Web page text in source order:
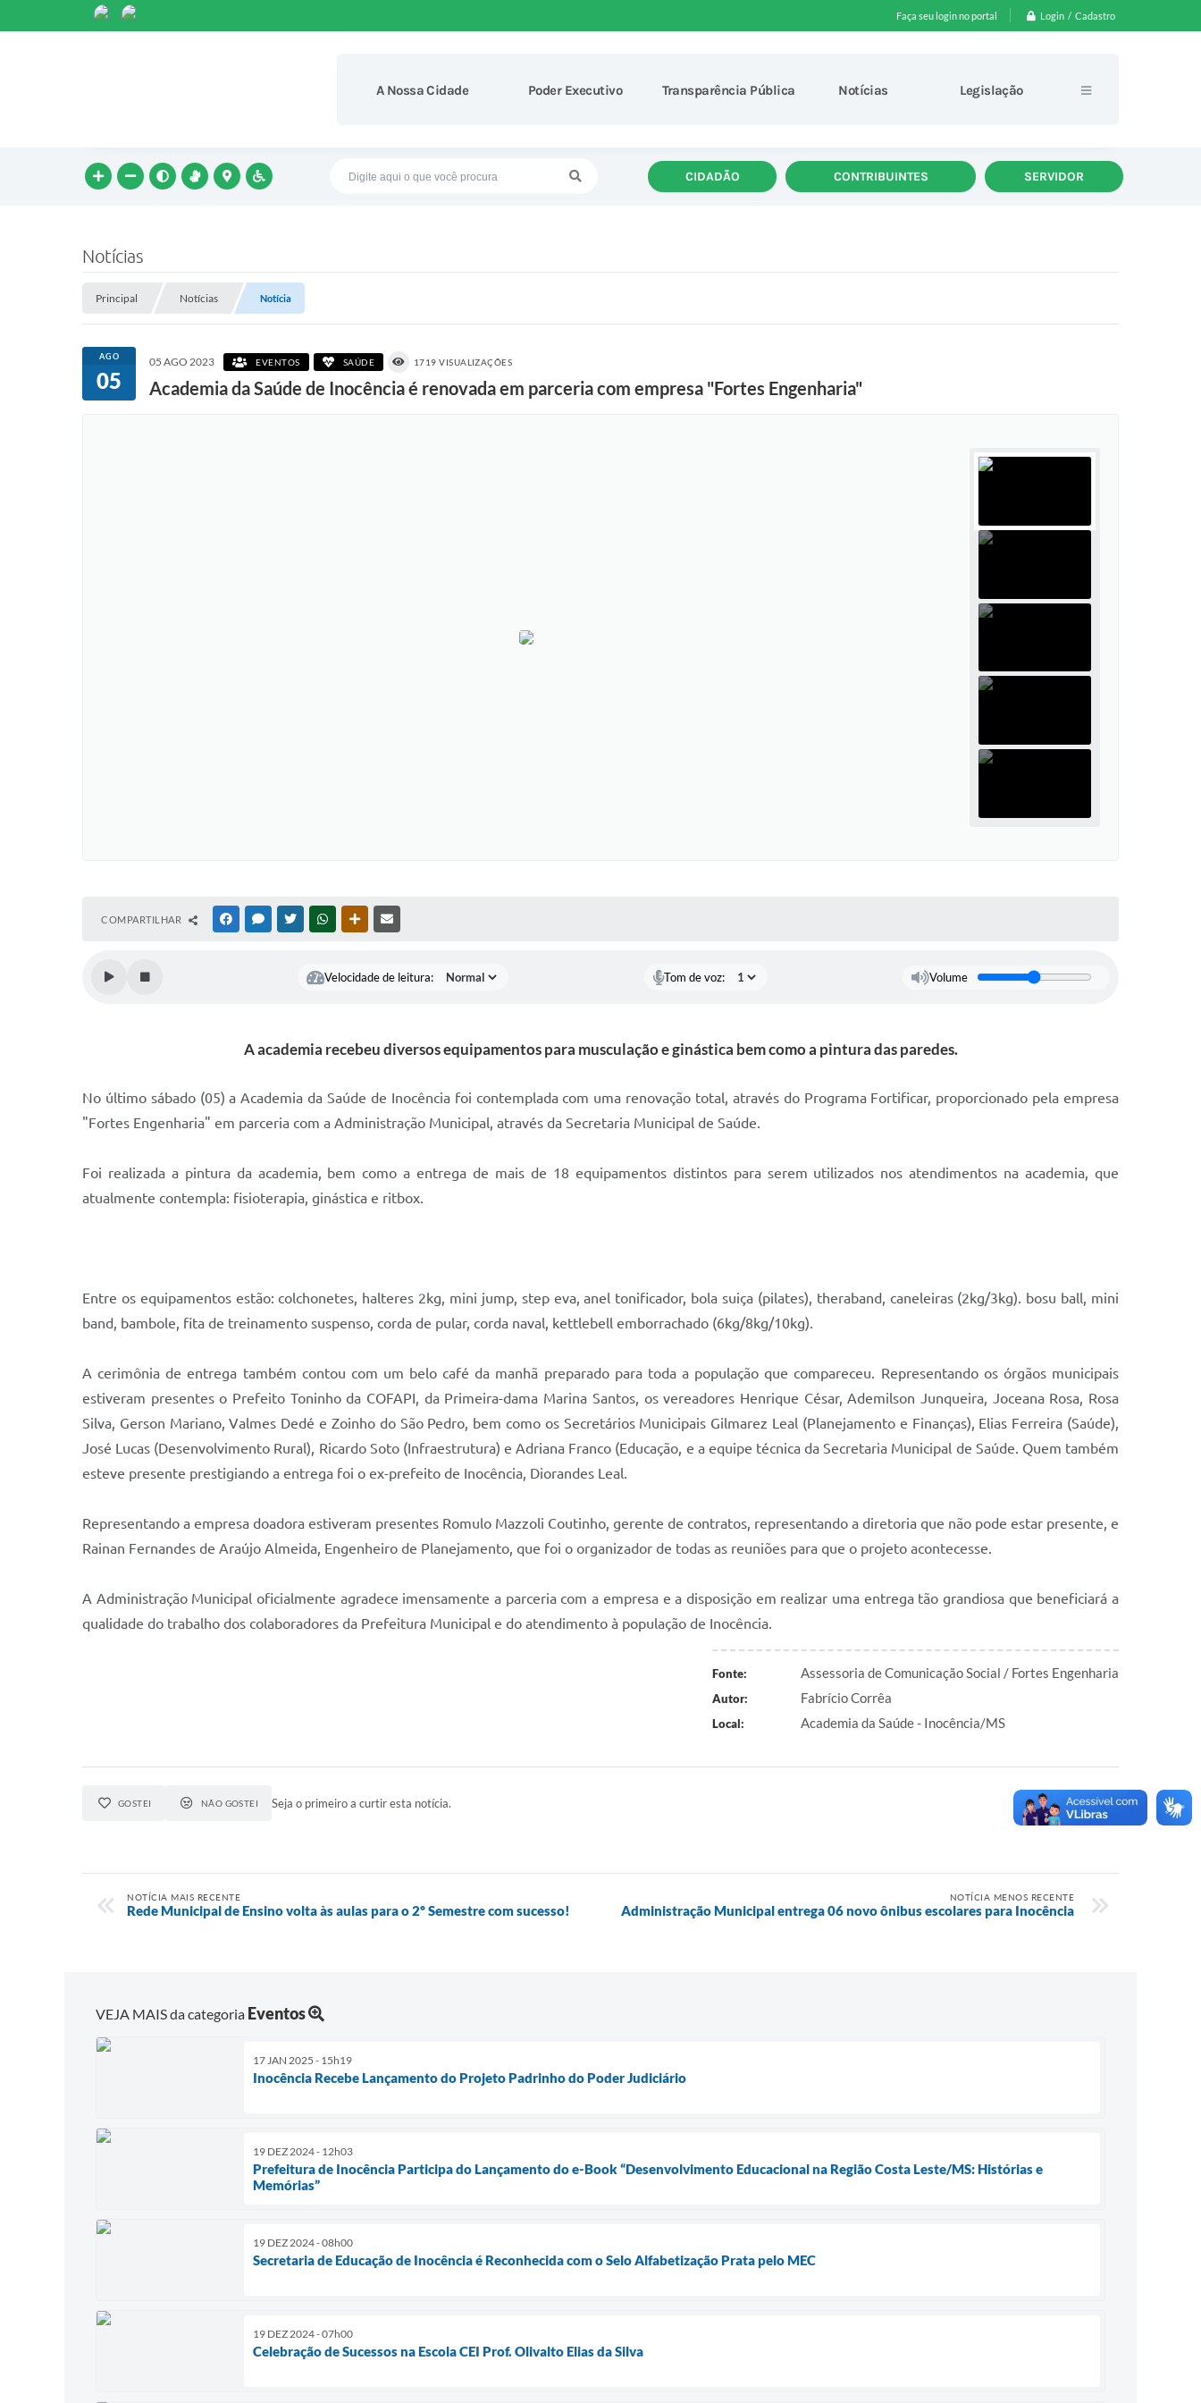
Faça seu login no portal Login / Cadastro
A Nossa Cidade Poder Executivo Transparência Pública Notícias Legislação
CIDADÃO CONTRIBUINTES SERVIDOR
Notícias
Principal Notícias Notícia
AGO
05
05 AGO 2023 EVENTOS SAÚDE 1719 VISUALIZAÇÕES
Academia da Saúde de Inocência é renovada em parceria com empresa "Fortes Engenharia"
COMPARTILHAR FACEBOOKMESSENGER
TWITTERWHATSAPPOUTRAS MÍDIAS
Velocidade de leitura: Tom de voz: Volume
A academia recebeu diversos equipamentos para musculação e ginástica bem como a pintura das paredes.
No último sábado (05) a Academia da Saúde de Inocência foi contemplada com uma renovação total, através do Programa Fortificar, proporcionado pela empresa
"Fortes Engenharia" em parceria com a Administração Municipal, através da Secretaria Municipal de Saúde.
Foi realizada a pintura da academia, bem como a entrega de mais de 18 equipamentos distintos para serem utilizados nos atendimentos na academia, que
atualmente contempla: fisioterapia, ginástica e ritbox.
Entre os equipamentos estão: colchonetes, halteres 2kg, mini jump, step eva, anel tonificador, bola suiça (pilates), theraband, caneleiras (2kg/3kg). bosu ball, mini
band, bambole, fita de treinamento suspenso, corda de pular, corda naval, kettlebell emborrachado (6kg/8kg/10kg).
A cerimônia de entrega também contou com um belo café da manhã preparado para toda a população que compareceu. Representando os órgãos municipais
estiveram presentes o Prefeito Toninho da COFAPI, da Primeira-dama Marina Santos, os vereadores Henrique César, Ademilson Junqueira, Joceana Rosa, Rosa
Silva, Gerson Mariano, Valmes Dedé e Zoinho do São Pedro, bem como os Secretários Municipais Gilmarez Leal (Planejamento e Finanças), Elias Ferreira (Saúde),
José Lucas (Desenvolvimento Rural), Ricardo Soto (Infraestrutura) e Adriana Franco (Educação, e a equipe técnica da Secretaria Municipal de Saúde. Quem também
esteve presente prestigiando a entrega foi o ex-prefeito de Inocência, Diorandes Leal.
Representando a empresa doadora estiveram presentes Romulo Mazzoli Coutinho, gerente de contratos, representando a diretoria que não pode estar presente, e
Rainan Fernandes de Araújo Almeida, Engenheiro de Planejamento, que foi o organizador de todas as reuniões para que o projeto acontecesse.
A Administração Municipal oficialmente agradece imensamente a parceria com a empresa e a disposição em realizar uma entrega tão grandiosa que beneficiará a
qualidade do trabalho dos colaboradores da Prefeitura Municipal e do atendimento à população de Inocência.
Fonte: Assessoria de Comunicação Social / Fortes Engenharia
Autor: Fabrício Corrêa
Local: Academia da Saúde - Inocência/MS
GOSTEI NÃO GOSTEI Seja o primeiro a curtir esta notícia.
NOTÍCIA MAIS RECENTE
Rede Municipal de Ensino volta às aulas para o 2º Semestre com sucesso!
NOTÍCIA MENOS RECENTE
Administração Municipal entrega 06 novo ônibus escolares para Inocência
VEJA MAIS da categoria Eventos
17 JAN 2025 - 15h19
Inocência Recebe Lançamento do Projeto Padrinho do Poder Judiciário
19 DEZ 2024 - 12h03
Prefeitura de Inocência Participa do Lançamento do e-Book “Desenvolvimento Educacional na Região Costa Leste/MS: Histórias e
Memórias”
19 DEZ 2024 - 08h00
Secretaria de Educação de Inocência é Reconhecida com o Selo Alfabetização Prata pelo MEC
19 DEZ 2024 - 07h00
Celebração de Sucessos na Escola CEI Prof. Olivalto Elias da Silva